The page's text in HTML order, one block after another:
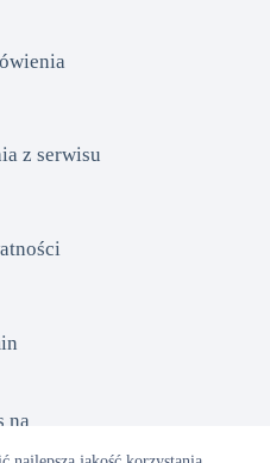
z serwisu
na